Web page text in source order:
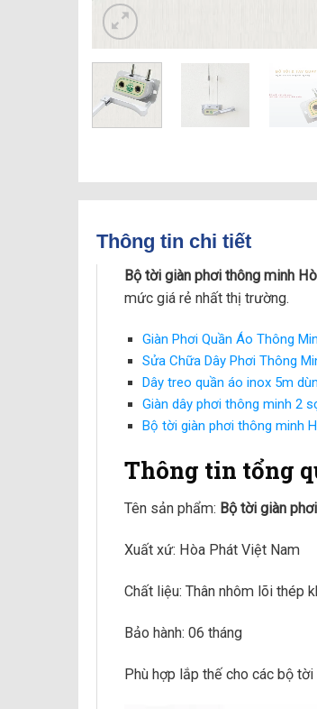
Thông tin chi tiết
Bộ tời giàn phơi thông minh
mức giá rẻ nhất thị trường.
Giàn Phơi Quần Áo Thông
Sửa Chữa Dây Phơi Thông
Dây treo quần áo inox 5m
Giàn dây phơi thông minh 2
Bộ tời giàn phơi thông minh
Thông tin tổng
Tên sản phẩm: Bộ tời giàn
Xuất xứ: Hòa Phát Việt Nam
Chất liệu: Thân nhôm lõi thép
Bảo hành: 06 tháng
Phù hợp lắp thế cho các bộ tời